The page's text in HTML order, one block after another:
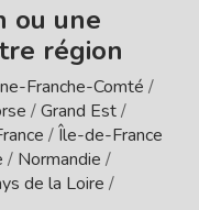
ou une
région
Franche-Comté /
/Grand Est/
/Île-de-France
/ Normandie /
de la Loire /